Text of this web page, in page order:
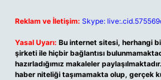
Reklam ve İletişim: Skype:
Yasal Uyarı: Bu internet sitesi, herhangi
şirketi ile hiçbir bağlantısı
hazırladığımız makaleler
haber niteliği taşımamakta olup, gerçek